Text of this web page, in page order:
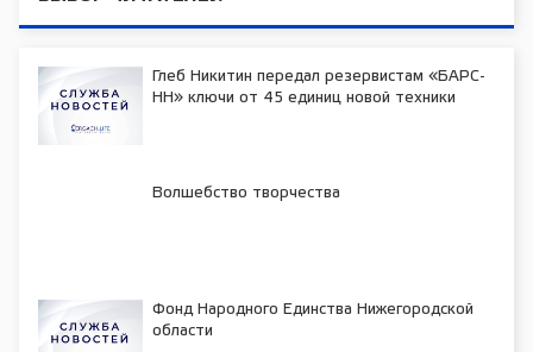
Глеб Никитин передал резервистам «БАРС-
НН» ключи от 45 единиц новой техники
Волшебство творчества
Фонд Народного Единства Нижегородской
области